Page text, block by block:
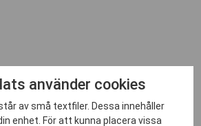
använder cookies
av små textfiler. Dessa innehåller
enhet. För att kunna placera vissa